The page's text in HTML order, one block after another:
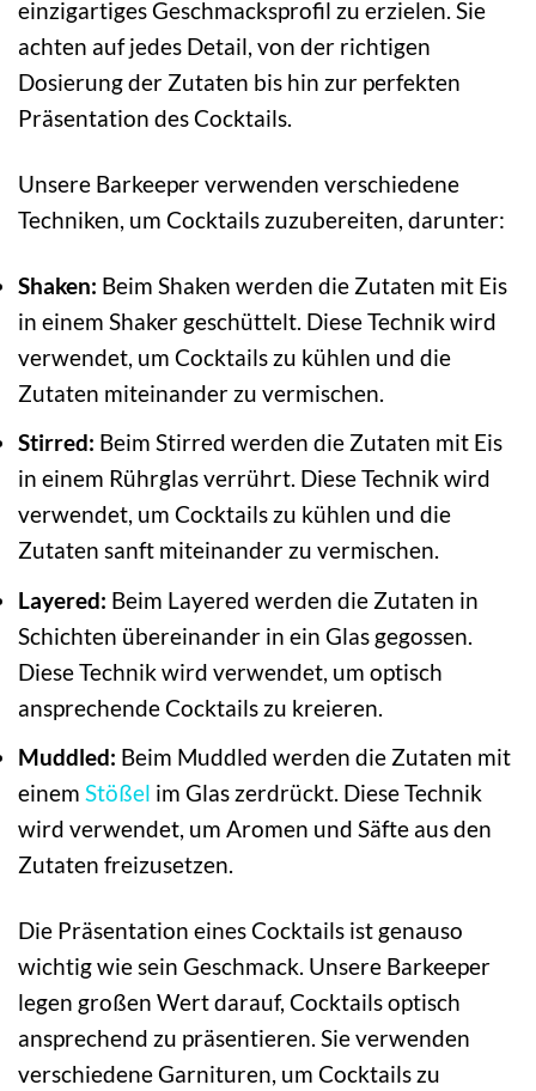
einzigartiges Geschmacksprofil zu erzielen. Sie
achten auf jedes Detail, von der richtigen
Dosierung der Zutaten bis hin zur perfekten
Präsentation des Cocktails.
Unsere Barkeeper verwenden verschiedene
Techniken, um Cocktails zuzubereiten, darunter:
Shaken: Beim Shaken werden die Zutaten mit Eis
in einem Shaker geschüttelt. Diese Technik wird
verwendet, um Cocktails zu kühlen und die
Zutaten miteinander zu vermischen.
Stirred: Beim Stirred werden die Zutaten mit Eis
in einem Rührglas verrührt. Diese Technik wird
verwendet, um Cocktails zu kühlen und die
Zutaten sanft miteinander zu vermischen.
Layered: Beim Layered werden die Zutaten in
Schichten übereinander in ein Glas gegossen.
Diese Technik wird verwendet, um optisch
ansprechende Cocktails zu kreieren.
Muddled: Beim Muddled werden die Zutaten mit
einem Stößel im Glas zerdrückt. Diese Technik
wird verwendet, um Aromen und Säfte aus den
Zutaten freizusetzen.
Die Präsentation eines Cocktails ist genauso
wichtig wie sein Geschmack. Unsere Barkeeper
legen großen Wert darauf, Cocktails optisch
ansprechend zu präsentieren. Sie verwenden
verschiedene Garnituren, um Cocktails zu